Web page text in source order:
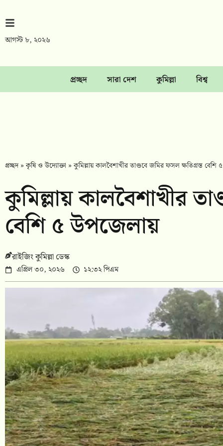
আগস্ট ৮, ২০২৬
প্রচ্ছদ সারা দেশ কুমিল্লা বিশ্ব
প্রচ্ছদ»কৃষি ও উদ্যোক্তা »কুমিল্লায় কালবৈশাখীর তাণ্ডবে জমির ফসল ক্ষতিগ্রস্ত
কুমিল্লায় কালবৈশাখীর
বেশি ৫ উপজেলায়
রাইজিং কুমিল্লা ডেস্ক
এপ্রিল ৩০, ২০২৬ ১২:৩২ পিএম